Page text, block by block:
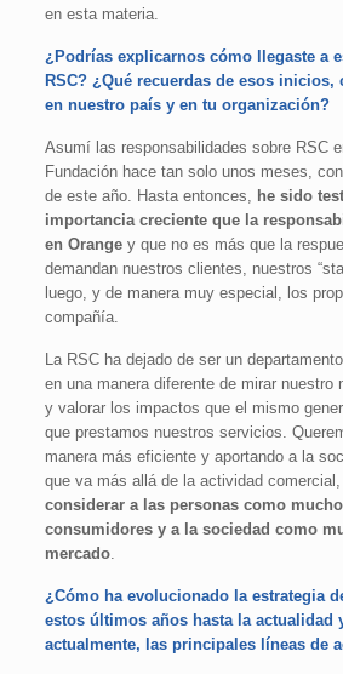
en esta materia.
¿Podrías explicarnos cómo llegaste a
RSC? ¿Qué recuerdas de esos inicios,
en nuestro país y en tu organización?
Asumí las responsabilidades sobre RSC
Fundación hace tan solo unos meses,
de este año. Hasta entonces, he sido
importancia creciente que la
en Orangey que no es más que la
demandan nuestros clientes, nuestros
luego, y de manera muy especial, los
compañía.
La RSC ha dejado de ser un
en una manera diferente de mirar nuestro
y valorar los impactos que el mismo
que prestamos nuestros servicios.
manera más eficiente y aportando a la
que va más allá de la actividad
considerar a las personas como
consumidores y a la sociedad como
mercado
¿Cómo ha evolucionado la estrategia
estos últimos años hasta la actualidad
actualmente, las principales líneas de